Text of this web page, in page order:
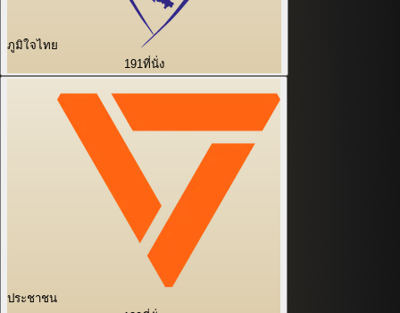
ภูมิใจไทย
191ที่นั่ง
ประชาชน